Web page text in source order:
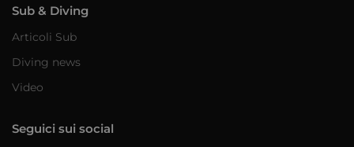
Sub & Diving
Articoli Sub
Diving news
Video
Seguici sui social